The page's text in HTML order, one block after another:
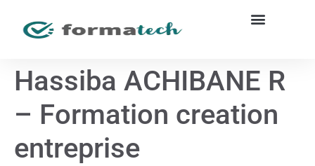
Hassiba ACHIBANE R
– Formation creation
entreprise